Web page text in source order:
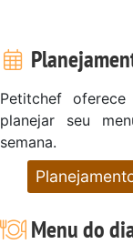
Petitchef
planejar seu
semana.
Menu do